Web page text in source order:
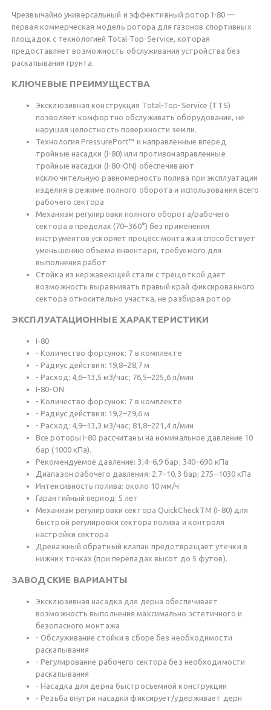
Чрезвычайно универсальный и эффективный ротор I-80 —
первая коммерческая модель ротора для газонов спортивных
площадок с технологией Total-Top-Service, которая
предоставляет возможность обслуживания устройства без
раскапывания грунта.
КЛЮЧЕВЫЕ ПРЕИМУЩЕСТВА
Эксклюзивная конструкция Total-Top-Service (TTS)
позволяет комфортно обслуживать оборудование, не
нарушая целостность поверхности земли.
Технология PressurePort™ и направленные вперед
тройные насадки (I-80) или противонаправленные
тройные насадки (I-80-ON) обеспечивают
исключительную равномерность полива при эксплуатации
изделия в режиме полного оборота и использования всего
рабочего сектора
Механизм регулировки полного оборота/рабочего
сектора в пределах (70–360°) без применения
инструментов ускоряет процесс монтажа и способствует
уменьшению объема инвентаря, требуемого для
выполнения работ
Стойка из нержавеющей стали с трещоткой дает
возможность выравнивать правый край фиксированного
сектора относительно участка, не разбирая ротор
ЭКСПЛУАТАЦИОННЫЕ ХАРАКТЕРИСТИКИ
I-80
- Количество форсунок: 7 в комплекте
- Радиус действия: 19,8–28,7 м
- Расход: 4,6–13,5 м3/час; 76,5–225,6 л/мин
I-80-ON
- Количество форсунок: 7 в комплекте
- Радиус действия: 19,2–29,6 м
- Расход: 4,9–13,3 м3/час; 81,8–221,4 л/мин
Все роторы I-80 рассчитаны на номинальное давление 10
бар (1000 кПа).
Рекомендуемое давление: 3,4–6,9 бар; 340–690 кПа
Диапазон рабочего давления: 2,7–10,3 бар; 275–1030 кПа
Интенсивность полива: около 10 мм/ч
Гарантийный период: 5 лет
Механизм регулировки сектора QuickCheckTM (I-80) для
быстрой регулировки сектора полива и контроля
настройки сектора
Дренажный обратный клапан предотвращает утечки в
нижних точках (при перепадах высот до 5 футов).
ЗАВОДСКИЕ ВАРИАНТЫ
Эксклюзивная насадка для дерна обеспечивает
возможность выполнения максимально эстетичного и
безопасного монтажа
- Обслуживание стойки в сборе без необходимости
раскапывания
- Регулирование рабочего сектора без необходимости
раскапывания
- Насадка для дерна быстросъемной конструкции
- Резьба внутри насадки фиксирует/удерживает дерн